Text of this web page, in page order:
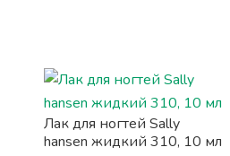
Лак для ногтей Sally
hansen жидкий 310, 10 мл